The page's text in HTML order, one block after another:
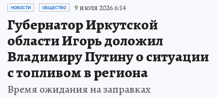
НОВОСТИ ОБЩЕСТВО 9 июля 2026 6:14
Губернатор Иркутской
области Игорь доложил
Владимиру Путину о ситуации
с топливом в региона
Время ожидания на заправках